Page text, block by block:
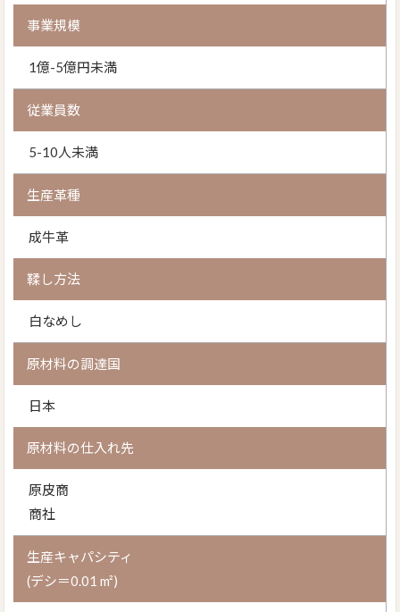
事業規模
1億-5億円未満
従業員数
5-10人未満
生産革種
成牛革
鞣し方法
白なめし
原材料の調達国
日本
原材料の仕入れ先
原皮商
商社
生産キャパシティ
(デシ＝0.01 m²)